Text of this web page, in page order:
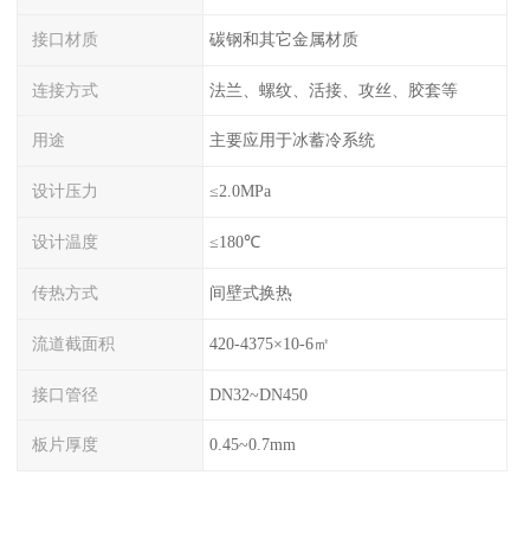
接口材质 碳钢和其它金属材质
连接方式 法兰、螺纹、活接、攻丝、胶套等
用途 主要应用于冰蓄冷系统
设计压力 ≤2.0MPa
设计温度 ≤180℃
传热方式 间壁式换热
流道截面积 420-4375×10-6㎡
接口管径 DN32~DN450
板片厚度 0.45~0.7mm